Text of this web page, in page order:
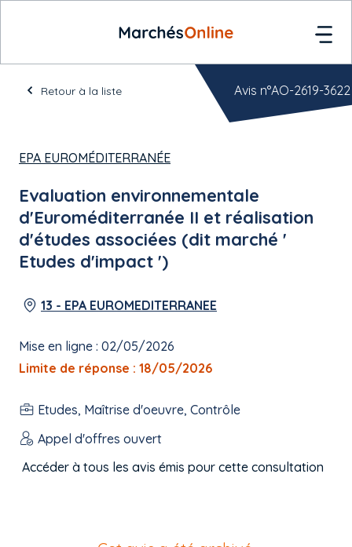
Retour à la liste
EPA EUROMÉDITERRANÉE
Evaluation environnementale
d'Euroméditerranée II et réalisation
d'études associées (dit marché '
Etudes d'impact ')
13 - EPA EUROMEDITERRANEE
Mise en ligne : 02/05/2026
Limite de réponse : 18/05/2026
Etudes, Maîtrise d'oeuvre, Contrôle
Appel d'offres ouvert
Accéder à tous les avis émis pour cette consultation
Avis n°AO-2619-3622